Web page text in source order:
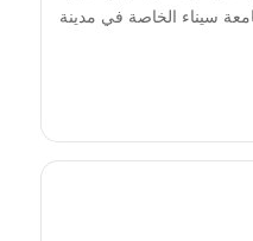
سيناء الخاصة في مدينة